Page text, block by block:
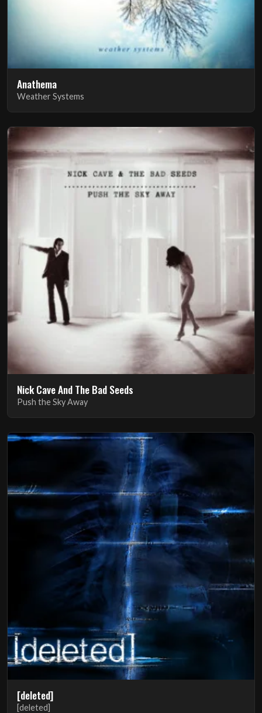
Anathema
Weather Systems
Nick Cave And The Bad Seeds
Push the Sky Away
[deleted]
[deleted]